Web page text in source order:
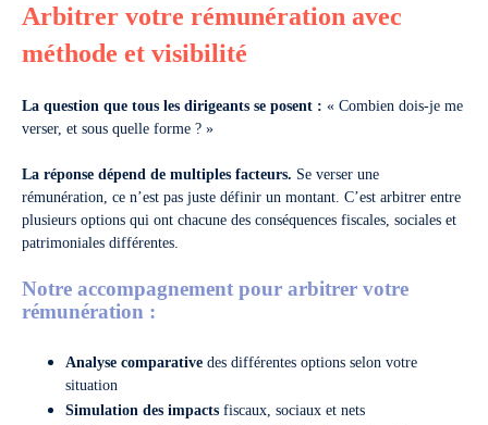
Arbitrer votre rémunération avec
méthode et visibilité
La question que tous les dirigeants se posent : « Combien dois-je me
verser, et sous quelle forme ? »
La réponse dépend de multiples facteurs. Se verser une
rémunération, ce n’est pas juste définir un montant. C’est arbitrer entre
plusieurs options qui ont chacune des conséquences fiscales, sociales et
patrimoniales différentes.
Notre accompagnement pour arbitrer votre
rémunération :
Analyse comparative des différentes options selon votre
situation
Simulation des impacts fiscaux, sociaux et nets